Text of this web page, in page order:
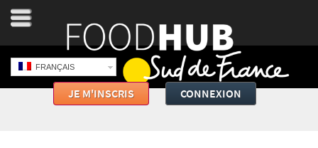
FRANÇAIS
JE M'INSCRIS CONNEXION